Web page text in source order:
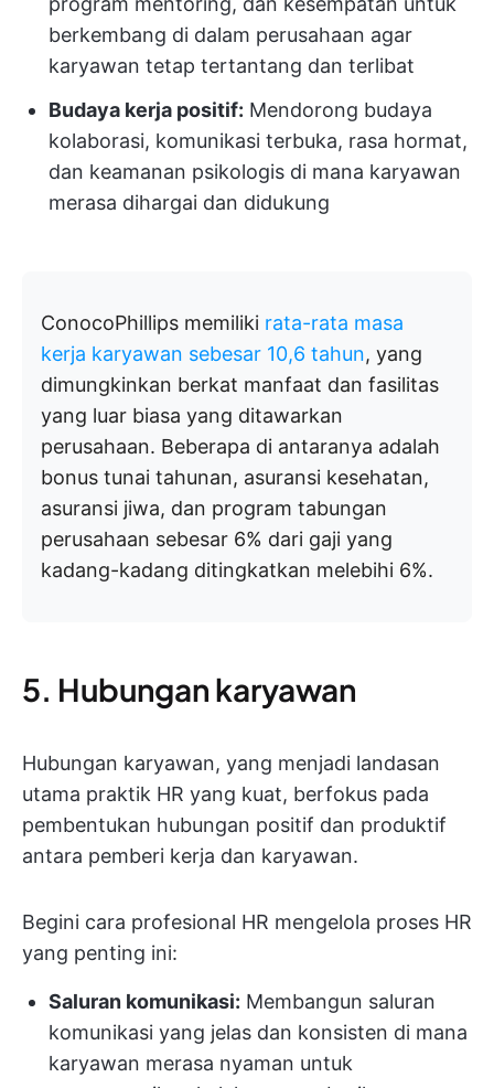
berkembang di dalam perusahaan agar
karyawan tetap tertantang dan terlibat
Budaya kerja positif: Mendorong budaya
kolaborasi, komunikasi terbuka, rasa hormat,
dan keamanan psikologis di mana karyawan
merasa dihargai dan didukung
ConocoPhillips memiliki rata-rata masa
kerja karyawan sebesar 10,6 tahun, yang
dimungkinkan berkat manfaat dan fasilitas
yang luar biasa yang ditawarkan
perusahaan. Beberapa di antaranya adalah
bonus tunai tahunan, asuransi kesehatan,
asuransi jiwa, dan program tabungan
perusahaan sebesar 6% dari gaji yang
kadang-kadang ditingkatkan melebihi 6%.
5. Hubungan karyawan
Hubungan karyawan, yang menjadi landasan
utama praktik HR yang kuat, berfokus pada
pembentukan hubungan positif dan produktif
antara pemberi kerja dan karyawan.
Begini cara profesional HR mengelola proses HR
yang penting ini:
Saluran komunikasi: Membangun saluran
komunikasi yang jelas dan konsisten di mana
karyawan merasa nyaman untuk